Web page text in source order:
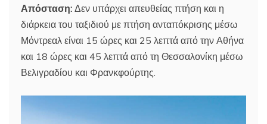
Απόσταση: Δεν υπάρχει απευθείας πτήση και η
διάρκεια του ταξιδιού με πτήση ανταπόκρισης μέσω
Μόντρεαλ είναι 15 ώρες και 25 λεπτά από την Αθήνα
και 18 ώρες και 45 λεπτά από τη Θεσσαλονίκη μέσω
Βελιγραδίου και Φρανκφούρτης.